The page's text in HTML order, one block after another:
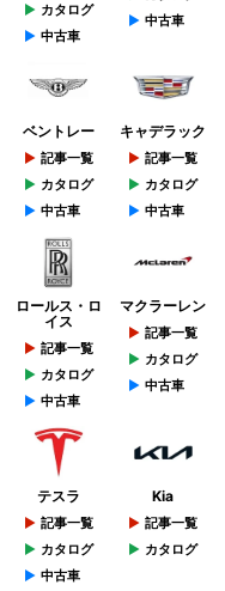
カタログ
中古車
中古車
ベントレー
記事一覧
カタログ
中古車
キャデラック
記事一覧
カタログ
中古車
ロールス・ロ
イス
記事一覧
カタログ
中古車
マクラーレン
記事一覧
カタログ
中古車
テスラ
記事一覧
カタログ
中古車
Kia
記事一覧
カタログ